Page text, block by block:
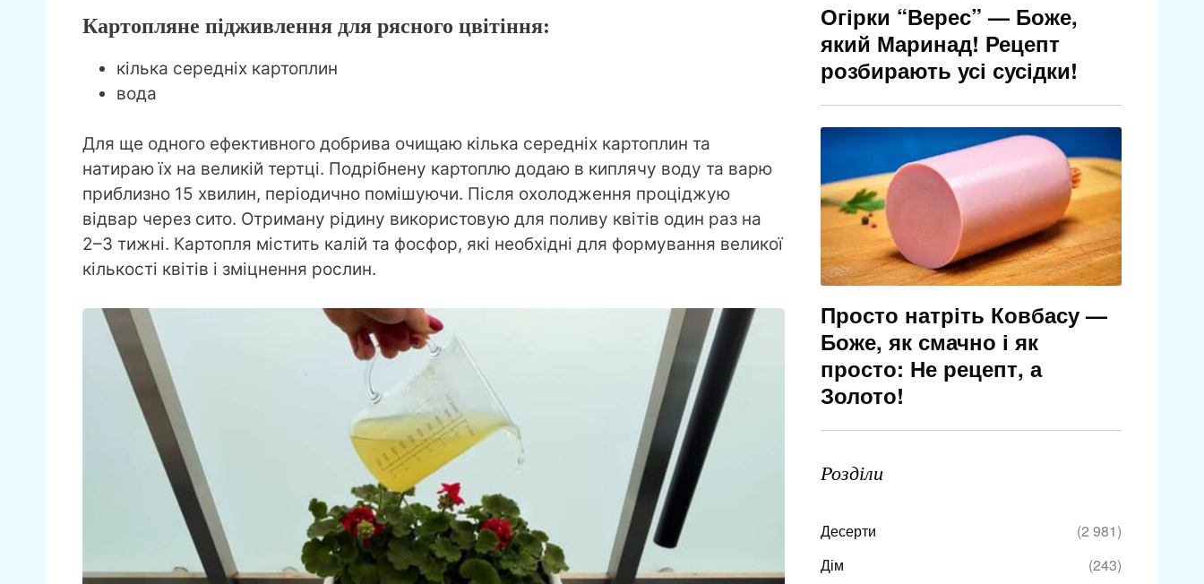
Картопляне підживлення для рясного цвітіння:
кілька середніх картоплин
вода
Для ще одного ефективного добрива очищаю кілька середніх картоплин та
натираю їх на великій тертці. Подрібнену картоплю додаю в киплячу воду та варю
приблизно 15 хвилин, періодично помішуючи. Після охолодження проціджую
відвар через сито. Отриману рідину використовую для поливу квітів один раз на
2–3 тижні. Картопля містить калій та фосфор, які необхідні для формування великої
кількості квітів і зміцнення рослин.
Огірки “Верес” — Боже,
який Маринад! Рецепт
розбирають усі сусідки!
Просто натріть Ковбасу —
Боже, як смачно і як
просто: Не рецепт, а
Золото!
Розділи
Десерти
(2 981)
Дім
(243)